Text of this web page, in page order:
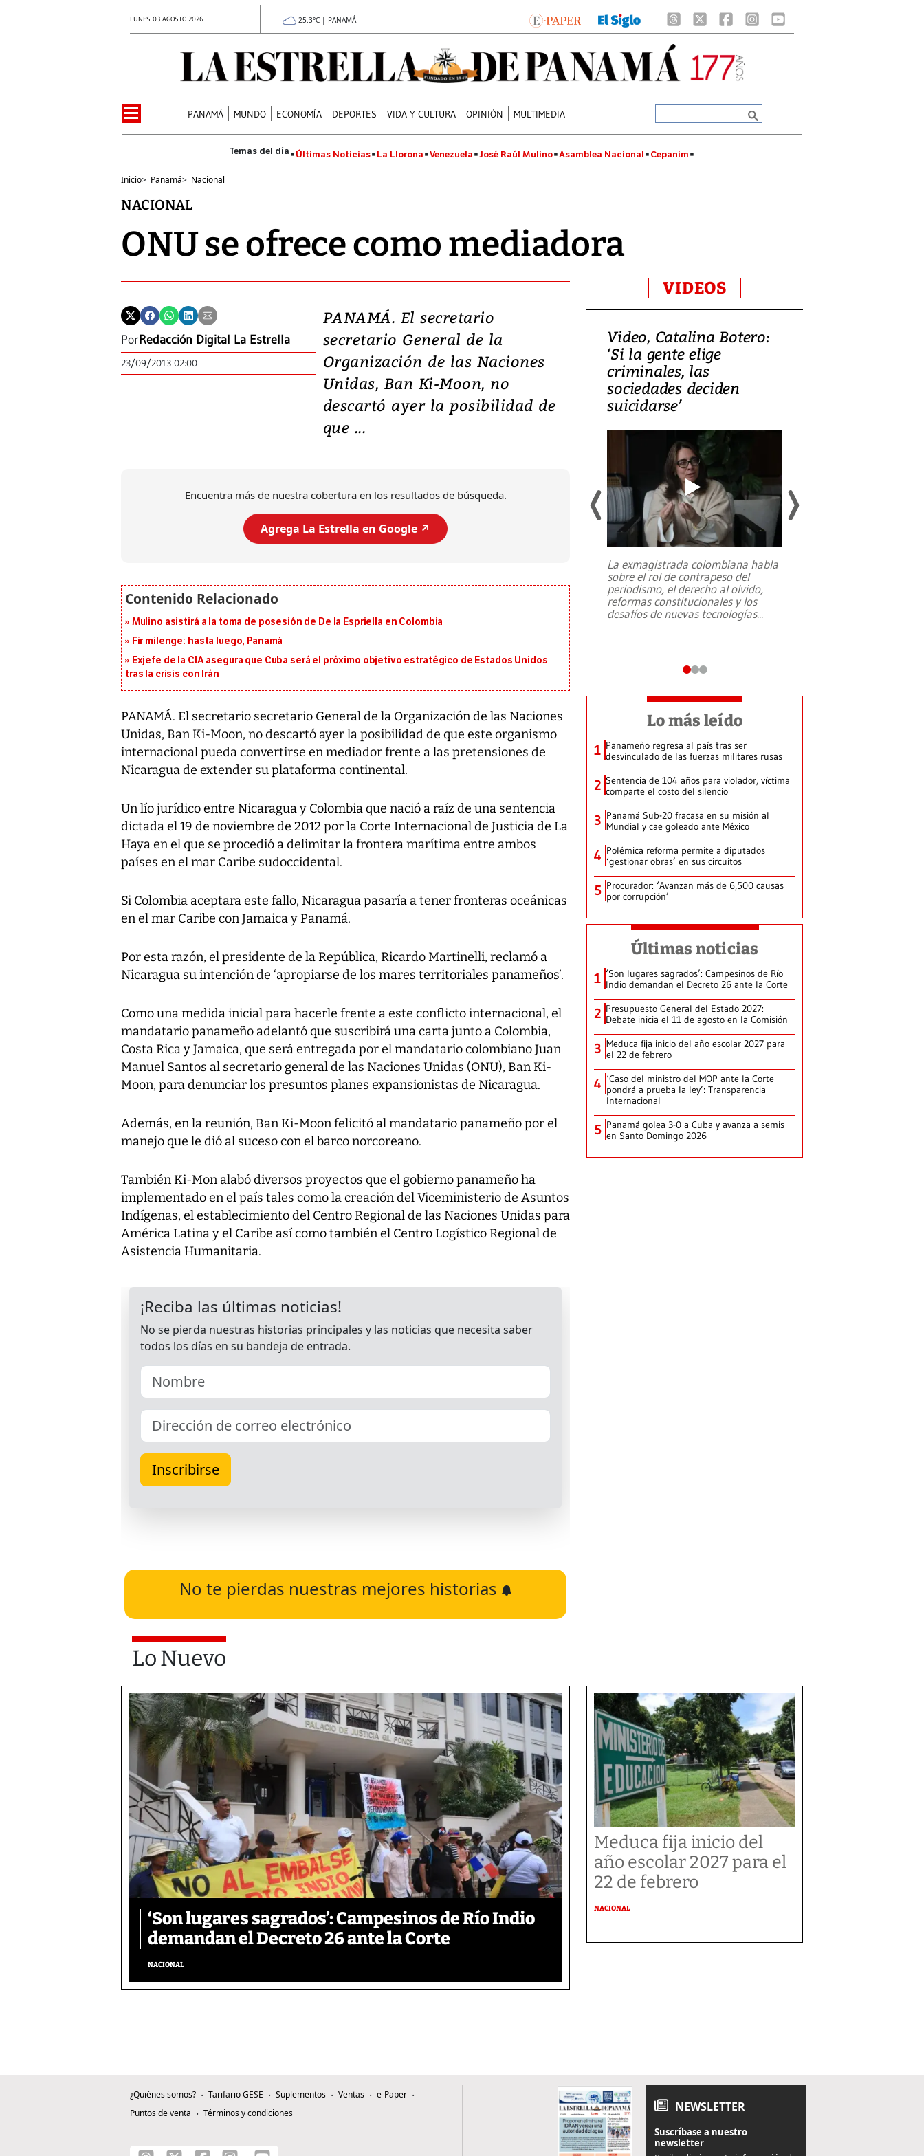
LUNES 03 AGOSTO 2026 25.3°C | PANAMÁ
PANAMÁ MUNDO ECONOMÍA DEPORTES VIDA Y CULTURA OPINIÓN MULTIMEDIA
Últimas Noticias La Llorona Venezuela José Raúl Mulino Asamblea Nacional Cepanim
Inicio> Panamá> Nacional
NACIONAL
ONU se ofrece como mediadora
PorRedacción Digital La Estrella
23/09/2013 02:00
PANAMÁ. El secretario
secretario General de la
Organización de las Naciones
Unidas, Ban Ki-Moon, no
descartó ayer la posibilidad de
que ...
Encuentra más de nuestra cobertura en los resultados de búsqueda.
Agrega La Estrella en Google ↗️
Mulino asistirá a la toma de posesión de De la Espriella en Colombia
Fir milenge: hasta luego, Panamá
Exjefe de la CIA asegura que Cuba será el próximo objetivo estratégico de Estados Unidos
tras la crisis con Irán
PANAMÁ. El secretario secretario General de la Organización de las Naciones
Unidas, Ban Ki-Moon, no descartó ayer la posibilidad de que este organismo
internacional pueda convertirse en mediador frente a las pretensiones de
Nicaragua de extender su plataforma continental.
Un lío jurídico entre Nicaragua y Colombia que nació a raíz de una sentencia
dictada el 19 de noviembre de 2012 por la Corte Internacional de Justicia de La
Haya en el que se procedió a delimitar la frontera marítima entre ambos
países en el mar Caribe sudoccidental.
Si Colombia aceptara este fallo, Nicaragua pasaría a tener fronteras oceánicas
en el mar Caribe con Jamaica y Panamá.
Por esta razón, el presidente de la República, Ricardo Martinelli, reclamó a
Nicaragua su intención de ‘apropiarse de los mares territoriales panameños’.
Como una medida inicial para hacerle frente a este conflicto internacional, el
mandatario panameño adelantó que suscribirá una carta junto a Colombia,
Costa Rica y Jamaica, que será entregada por el mandatario colombiano Juan
Manuel Santos al secretario general de las Naciones Unidas (ONU), Ban Ki-
Moon, para denunciar los presuntos planes expansionistas de Nicaragua.
Además, en la reunión, Ban Ki-Moon felicitó al mandatario panameño por el
manejo que le dió al suceso con el barco norcoreano.
También Ki-Mon alabó diversos proyectos que el gobierno panameño ha
implementado en el país tales como la creación del Viceministerio de Asuntos
Indígenas, el establecimiento del Centro Regional de las Naciones Unidas para
América Latina y el Caribe así como también el Centro Logístico Regional de
Asistencia Humanitaria.
No te pierdas nuestras mejores historias
VIDEOS
Video, Japón: Terremoto
deja heridos y graves
daños en Kumamoto
Un fuerte terremoto de magnitud
7,1 se registró este martes 28 de
Video, Catalina Botero:
‘Si la gente elige
criminales, las
sociedades deciden
suicidarse’
La exmagistrada colombiana habla
sobre el rol de contrapeso del
periodismo, el derecho al olvido,
reformas constitucionales y los
desafíos de nuevas tecnologías...
Lo más leído
1 Panameño regresa al país tras ser
desvinculado de las fuerzas militares rusas
2 Sentencia de 104 años para violador, víctima
comparte el costo del silencio
3 Panamá Sub-20 fracasa en su misión al
Mundial y cae goleado ante México
4 Polémica reforma permite a diputados
‘gestionar obras’ en sus circuitos
5 Procurador: ‘Avanzan más de 6,500 causas
por corrupción’
Últimas noticias
1 ‘Son lugares sagrados’: Campesinos de Río
Indio demandan el Decreto 26 ante la Corte
2 Presupuesto General del Estado 2027:
Debate inicia el 11 de agosto en la Comisión
3 Meduca fija inicio del año escolar 2027 para
el 22 de febrero
4 ‘Caso del ministro del MOP ante la Corte
pondrá a prueba la ley’: Transparencia
Internacional
5 Panamá golea 3-0 a Cuba y avanza a semis
en Santo Domingo 2026
Lo Nuevo
‘Son lugares sagrados’: Campesinos de Río Indio
demandan el Decreto 26 ante la Corte
NACIONAL
Meduca fija inicio del
año escolar 2027 para el
22 de febrero
NACIONAL
¿Quiénes somos? Tarifario GESE Suplementos Ventas
e-Paper
Puntos de venta
Términos y condiciones NEWSLETTER
Suscríbase a nuestro
newsletter